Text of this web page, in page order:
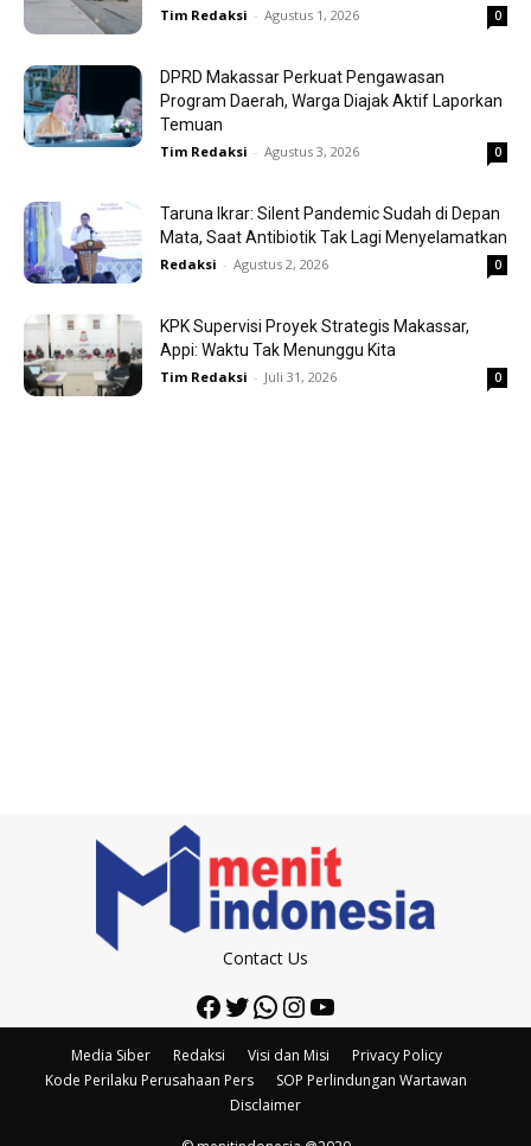
Tim Redaksi - Agustus 1, 2026 0
DPRD Makassar Perkuat Pengawasan
Program Daerah, Warga Diajak Aktif Laporkan
Temuan
Tim Redaksi - Agustus 3, 2026 0
Taruna Ikrar: Silent Pandemic Sudah di Depan
Mata, Saat Antibiotik Tak Lagi Menyelamatkan
Redaksi - Agustus 2, 2026 0
KPK Supervisi Proyek Strategis Makassar,
Appi: Waktu Tak Menunggu Kita
Tim Redaksi - Juli 31, 2026 0
Contact Us
Facebook
Twitter
WhatsApp
Instagram
YouTube
Media Siber Redaksi Visi dan Misi
Privacy Policy
Kode Perilaku Perusahaan Pers
SOP Perlindungan Wartawan
Disclaimer